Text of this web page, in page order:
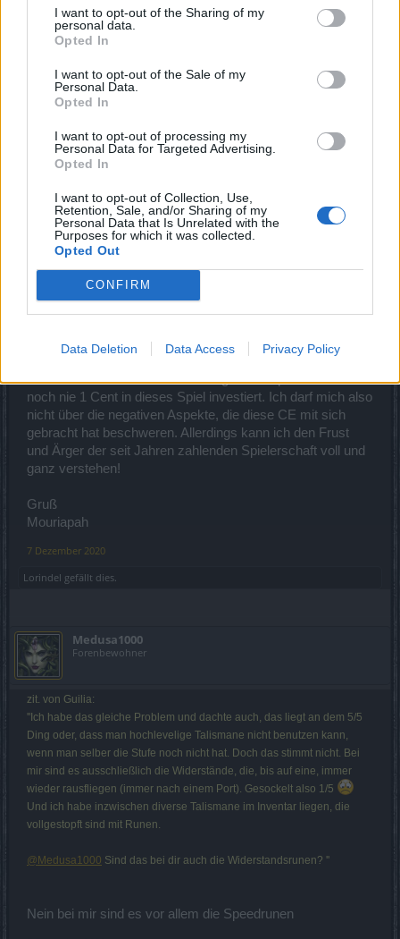
I want to opt-out of the Sharing of my
personal data.
Opted In
I want to opt-out of the Sale of my
Personal Data.
Opted In
I want to opt-out of processing my
Personal Data for Targeted Advertising.
Opted In
I want to opt-out of Collection, Use,
Retention, Sale, and/or Sharing of my
Personal Data that Is Unrelated with the
Purposes for which it was collected.
Opted Out
CONFIRM
Data Deletion Data Access Privacy Policy
implementieren.
-Dämonen auf dem Vormarsch (Fyeborough): Verlasse die
die Halle, wird die Quest nicht abgeschlossen. Mehrmals
probiert. Jetzt festgestellt, die Halle muss durch den neu
entstandenen Ausgang/Eingang betreten werden, um die
Quest abzuschliessen.
-Rückeroberung (Brigavik): Besiege Mundoll. Bei meinem
Mage ist er erschienen, beim Zwerg auch nach Löschung
Mir ist noch kein einziger Paniksplitter gedropt (ja, hab im
Spezialitätensack nachgesehen). Nach den Regeln der
Wahrscheinlichkeit hätte sich mindestens schon einer darin
befinden müssen.
niederschreiben).
Glücklicherweise bin ich nur Gelegenheitsspieler und habe
noch nie 1 Cent in dieses Spiel investiert. Ich darf mich also
nicht über die negativen Aspekte, die diese CE mit sich
gebracht hat beschweren. Allerdings kann ich den Frust
und Ärger der seit Jahren zahlenden Spielerschaft voll und
ganz verstehen!
Gruß
Mouriapah
7 Dezember 2020
Lorindel gefällt dies.
Medusa1000
Forenbewohner
zit. von Guilia:
''Ich habe das gleiche Problem und dachte auch, das liegt an dem 5/5
Ding oder, dass man hochlevelige Talismane nicht benutzen kann,
wenn man selber die Stufe noch nicht hat. Doch das stimmt nicht. Bei
mir sind es ausschließlich die Widerstände, die, bis auf eine, immer
wieder rausfliegen (immer nach einem Port). Gesockelt also 1/5
Und ich habe inzwischen diverse Talismane im Inventar liegen, die
vollgestopft sind mit Runen.
@Medusa1000 Sind das bei dir auch die Widerstandsrunen? ''
Nein bei mir sind es vor allem die Speedrunen